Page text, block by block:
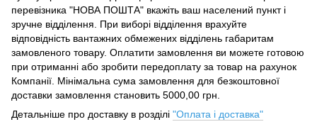
перевізника "НОВА ПОШТА" вкажіть ваш населений пункт і
зручне відділення.
При виборі відділення врахуйте
відповідність вантажних обмежених відділень габаритам
замовленого товару. Оплатити замовлення ви можете готовою
при отриманні або зробити передоплату за товар на рахунок
Компанії. Мінімальна сума замовлення для безкоштовної
доставки замовлення становить 5000,00 грн.
Детальніше про доставку в розділі "Оплата і доставка"